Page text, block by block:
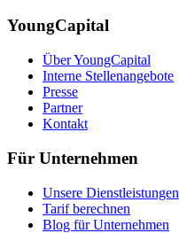
YoungCapital
Über YoungCapital
Interne Stellenangebote
Presse
Partner
Kontakt
Für Unternehmen
Unsere Dienstleistungen
Tarif berechnen
Blog für Unternehmen